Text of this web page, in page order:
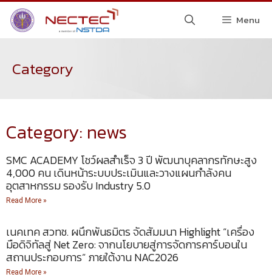
Menu
Category
Category: news
SMC ACADEMY โชว์ผลสำเร็จ 3 ปี พัฒนาบุคลากรทักษะสูง
4,000 คน เดินหน้าระบบประเมินและวางแผนกำลังคน
อุตสาหกรรม รองรับ Industry 5.0
Read More »
เนคเทค สวทช. ผนึกพันธมิตร จัดสัมมนา Highlight “เครื่อง
มือดิจิทัลสู่ Net Zero: จากนโยบายสู่การจัดการคาร์บอนใน
สถานประกอบการ” ภายใต้งาน NAC2026
Read More »